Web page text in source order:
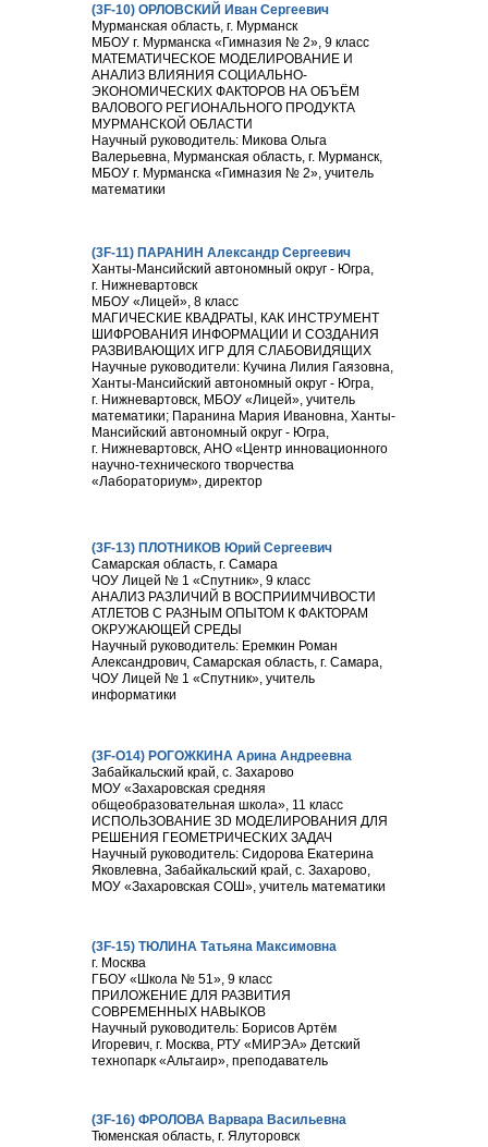
(3F-10) ОРЛОВСКИЙ Иван Сергеевич
Мурманская область, г. Мурманск
МБОУ г. Мурманска «Гимназия № 2», 9 класс
МАТЕМАТИЧЕСКОЕ МОДЕЛИРОВАНИЕ И
АНАЛИЗ ВЛИЯНИЯ СОЦИАЛЬНО-
ЭКОНОМИЧЕСКИХ ФАКТОРОВ НА ОБЪЁМ
ВАЛОВОГО РЕГИОНАЛЬНОГО ПРОДУКТА
МУРМАНСКОЙ ОБЛАСТИ
Научный руководитель: Микова Ольга
Валерьевна, Мурманская область, г. Мурманск,
МБОУ г. Мурманска «Гимназия № 2», учитель
математики
(3F-11) ПАРАНИН Александр Сергеевич
Ханты-Мансийский автономный округ - Югра,
г. Нижневартовск
МБОУ «Лицей», 8 класс
МАГИЧЕСКИЕ КВАДРАТЫ, КАК ИНСТРУМЕНТ
ШИФРОВАНИЯ ИНФОРМАЦИИ И СОЗДАНИЯ
РАЗВИВАЮЩИХ ИГР ДЛЯ СЛАБОВИДЯЩИХ
Научные руководители: Кучина Лилия Гаязовна,
Ханты-Мансийский автономный округ - Югра,
г. Нижневартовск, МБОУ «Лицей», учитель
математики; Паранина Мария Ивановна, Ханты-
Мансийский автономный округ - Югра,
г. Нижневартовск, АНО «Центр инновационного
научно-технического творчества
«Лабораториум», директор
(3F-13) ПЛОТНИКОВ Юрий Сергеевич
Самарская область, г. Самара
ЧОУ Лицей № 1 «Спутник», 9 класс
АНАЛИЗ РАЗЛИЧИЙ В ВОСПРИИМЧИВОСТИ
АТЛЕТОВ С РАЗНЫМ ОПЫТОМ К ФАКТОРАМ
ОКРУЖАЮЩЕЙ СРЕДЫ
Научный руководитель: Еремкин Роман
Александрович, Самарская область, г. Самара,
ЧОУ Лицей № 1 «Спутник», учитель
информатики
(3F-О14) РОГОЖКИНА Арина Андреевна
Забайкальский край, с. Захарово
МОУ «Захаровская средняя
общеобразовательная школа», 11 класс
ИСПОЛЬЗОВАНИЕ 3D МОДЕЛИРОВАНИЯ ДЛЯ
РЕШЕНИЯ ГЕОМЕТРИЧЕСКИХ ЗАДАЧ
Научный руководитель: Сидорова Екатерина
Яковлевна, Забайкальский край, с. Захарово,
МОУ «Захаровская СОШ», учитель математики
(3F-15) ТЮЛИНА Татьяна Максимовна
г. Москва
ГБОУ «Школа № 51», 9 класс
ПРИЛОЖЕНИЕ ДЛЯ РАЗВИТИЯ
СОВРЕМЕННЫХ НАВЫКОВ
Научный руководитель: Борисов Артём
Игоревич, г. Москва, РТУ «МИРЭА» Детский
технопарк «Альтаир», преподаватель
(3F-16) ФРОЛОВА Варвара Васильевна
Тюменская область, г. Ялуторовск